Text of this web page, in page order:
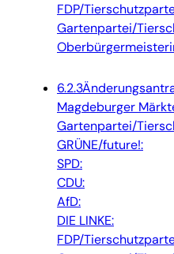
FDP/
Gartenpartei/
6.2.3
Magdeburger
Gartenpartei/
GRÜNE/future!:
SPD:
CDU:
AfD:
DIE LINKE:
FDP/